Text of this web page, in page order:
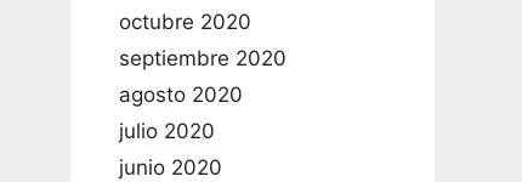
octubre 2020
septiembre 2020
agosto 2020
julio 2020
junio 2020